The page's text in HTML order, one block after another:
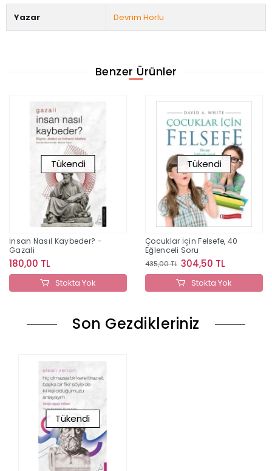
Yazar Devrim Horlu
Benzer Ürünler
Tükendi
İnsan Nasıl Kaybeder? -
Gazali
180,00 TL
Stokta Yok
Tükendi
Çocuklar İçin Felsefe, 40
Eğlenceli Soru
435,00 TL 304,50 TL
Stokta Yok
Son Gezdikleriniz
Tükendi